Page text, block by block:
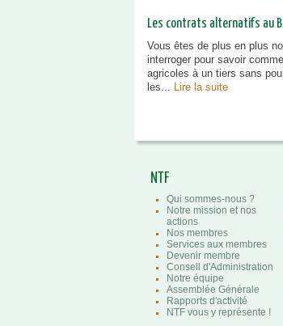
Les contrats alternatifs au
Vous êtes de plus en plus
interroger pour savoir
agricoles à un tiers sans
les... Lire la suite
NTF
Qui sommes-nous ?
Notre mission et nos
actions
Nos membres
Services aux membres
Devenir membre
Conseil d'Administration
Notre équipe
Assemblée Générale
Rapports d'activité
NTF vous y représente !